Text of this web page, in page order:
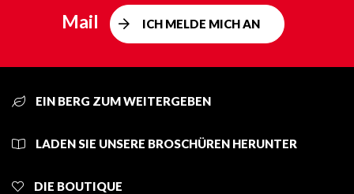
Mail
ICH MELDE MICH AN
EIN BERG ZUM WEITERGEBEN
LADEN SIE UNSERE BROSCHÜREN HERUNTER
DIE BOUTIQUE